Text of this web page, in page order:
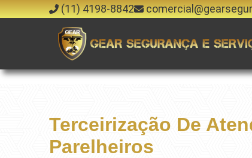
(11) 4198-8842
Terceirização De
Parelheiros